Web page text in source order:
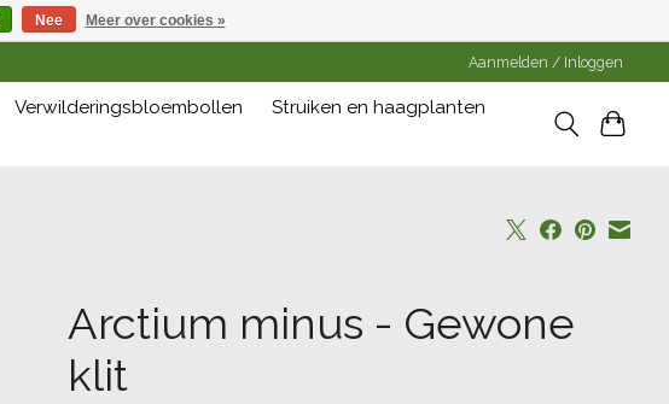
Aanmelden / Inloggen
Verwilderingsbloembollen
Struiken en haagplanten
Arctium minus - Gewone
klit
Nee Meer over cookies »